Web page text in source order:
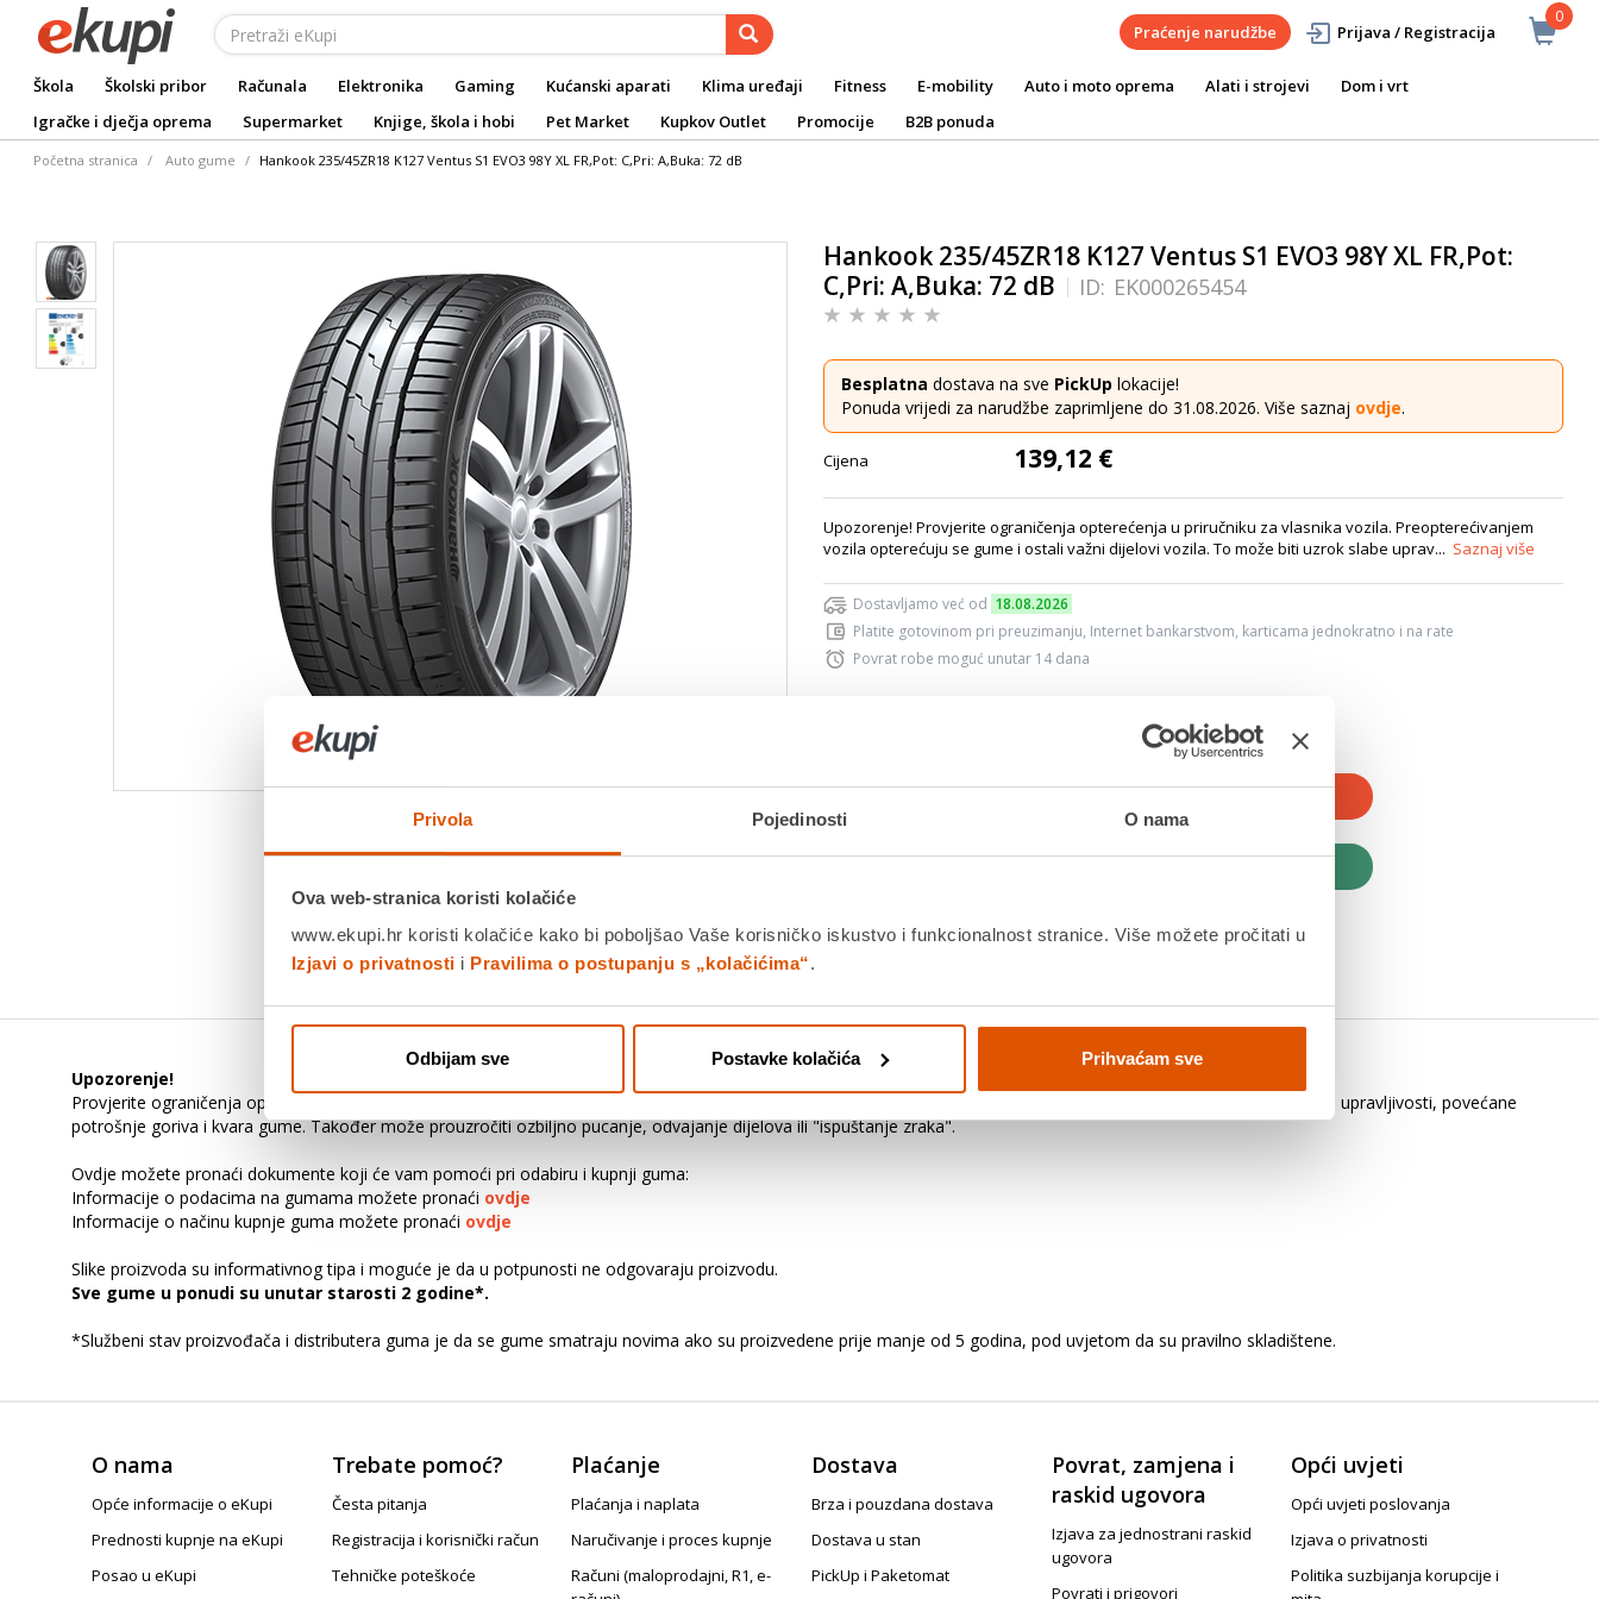
Privola Pojedinosti O nama
Ova web-stranica koristi kolačiće
www.ekupi.hr koristi kolačiće kako bi poboljšao Vaše korisničko iskustvo i funkcionalnost stranice. Više možete pročitati u
Izjavi o privatnosti i Pravilima o postupanju s „kolačićima“.
Odbijam sve Postavke kolačića Prihvaćam sve
0
Praćenje narudžbe Prijava / Registracija
Škola Školski pribor Računala Elektronika Gaming Kućanski aparati Klima uređaji Fitness E-mobility Auto i moto oprema Alati i strojevi
Dom i vrt
Igračke i dječja oprema
Supermarket Knjige, škola i hobi Pet Market Kupkov Outlet Promocije B2B ponuda
Početna stranica Auto gume Hankook 235/45ZR18 K127 Ventus S1 EVO3 98Y XL FR,Pot: C,Pri: A,Buka: 72 dB
Hankook 235/45ZR18 K127 Ventus S1 EVO3 98Y XL FR,Pot:
C,Pri: A,Buka: 72 dB
ID: EK000265454
Besplatna dostava na sve PickUp lokacije!
Ponuda vrijedi za narudžbe zaprimljene do 31.08.2026. Više saznaj ovdje.
Cijena 139,12 €
Upozorenje! Provjerite ograničenja opterećenja u priručniku za vlasnika vozila. Preopterećivanjem
vozila opterećuju se gume i ostali važni dijelovi vozila. To može biti uzrok slabe uprav... Saznaj više
Dostavljamo već od 18.08.2026
Platite gotovinom pri preuzimanju, Internet bankarstvom, karticama jednokratno i na rate
Povrat robe moguć unutar 14 dana
Upozorenje!
Provjerite ograničenja opterećenja u priručniku za vlasnika vozila. Preopterećivanjem vozila opterećuju se gume i ostali važni dijelovi vozila. To može biti uzrok slabe upravljivosti, povećane
potrošnje goriva i kvara gume. Također može prouzročiti ozbiljno pucanje, odvajanje dijelova ili "ispuštanje zraka".
Ovdje možete pronaći dokumente koji će vam pomoći pri odabiru i kupnji guma:
Informacije o podacima na gumama možete pronaći ovdje
Informacije o načinu kupnje guma možete pronaći ovdje
Slike proizvoda su informativnog tipa i moguće je da u potpunosti ne odgovaraju proizvodu.
Sve gume u ponudi su unutar starosti 2 godine*.
*Službeni stav proizvođača i distributera guma je da se gume smatraju novima ako su proizvedene prije manje od 5 godina, pod uvjetom da su pravilno skladištene.
O nama
Opće informacije o eKupi
Prednosti kupnje na eKupi
Posao u eKupi
Trebate pomoć?
Česta pitanja
Registracija i korisnički račun
Tehničke poteškoće
Plaćanje
Plaćanja i naplata
Naručivanje i proces kupnje
Računi (maloprodajni, R1, e-
Dostava
Brza i pouzdana dostava
Dostava u stan
PickUp i Paketomat
Povrat, zamjena i
raskid ugovora
Izjava za jednostrani raskid
ugovora
Povrati i prigovori
Opći uvjeti
Opći uvjeti poslovanja
Izjava o privatnosti
Politika suzbijanja korupcije i